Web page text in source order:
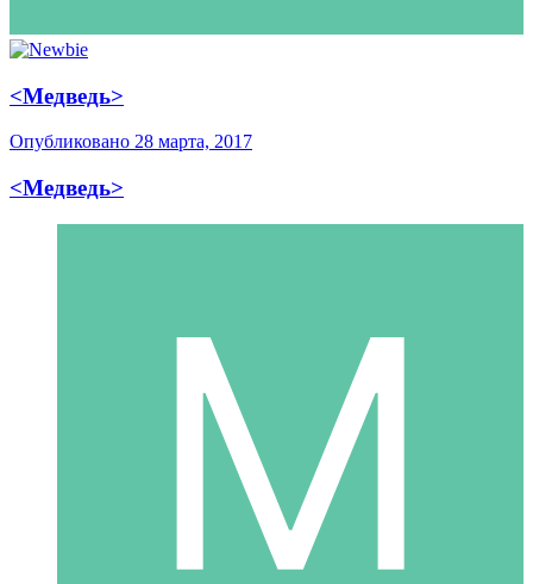
<Медведь>
Опубликовано 28 марта, 2017
<Медведь>